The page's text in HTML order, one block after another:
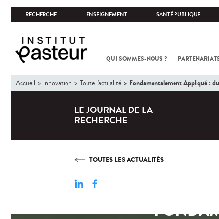
RECHERCHE ENSEIGNEMENT SANTÉ PUBLIQUE
QUI SOMMES-NOUS ?
Vous
êtes
Accueil Innovation Toute l'actualité Fondamentalement Appliqué :
LE JOURNAL DE LA
RECHERCHE
TOUTES LES ACTUALITÉS